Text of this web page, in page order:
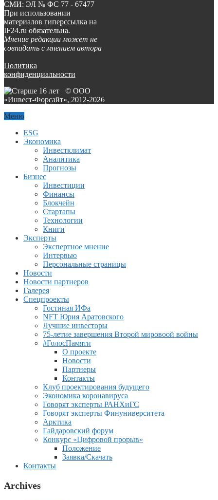
СМИ: ЭЛ № ФС 77 - 67477
При использовании
материалов гиперссылка на
IF24.ru обязательна.
Мнение редакции может не
совпадать с мнением автора
Политика
конфиденциальности
© ООО
«Инвест-Форсайт», 2012-2026
Меню
ESG
Экономика
Инвестклимат
Аналитика
Прогнозы
Бизнес
Инвестиции
Финансы
Блокчейн
Стартапы
Технологии
Книги
Эксперты
Экспертное мнение
Интервью
Персональные страницы
Новости
Новости партнеров
Галерея
Спецпроекты
Гостиная ИФа
NFT Юрия Аратовского
Лучшие инвесторы
75-летие завершения Второй мировоой войны
#ГолосПамяти
О проекте
Новости
Партнеры
Контакты
Клуб проектирования будущего
Экономика коронавируса
Говорят эксперты РАНХиГС
Говорят эксперты Финуниверситета
Арктика
Гайдаровский форум
Конкурс «Цифровой прорыв»
Положение
Заявка/Скачать
Контакты
Archives